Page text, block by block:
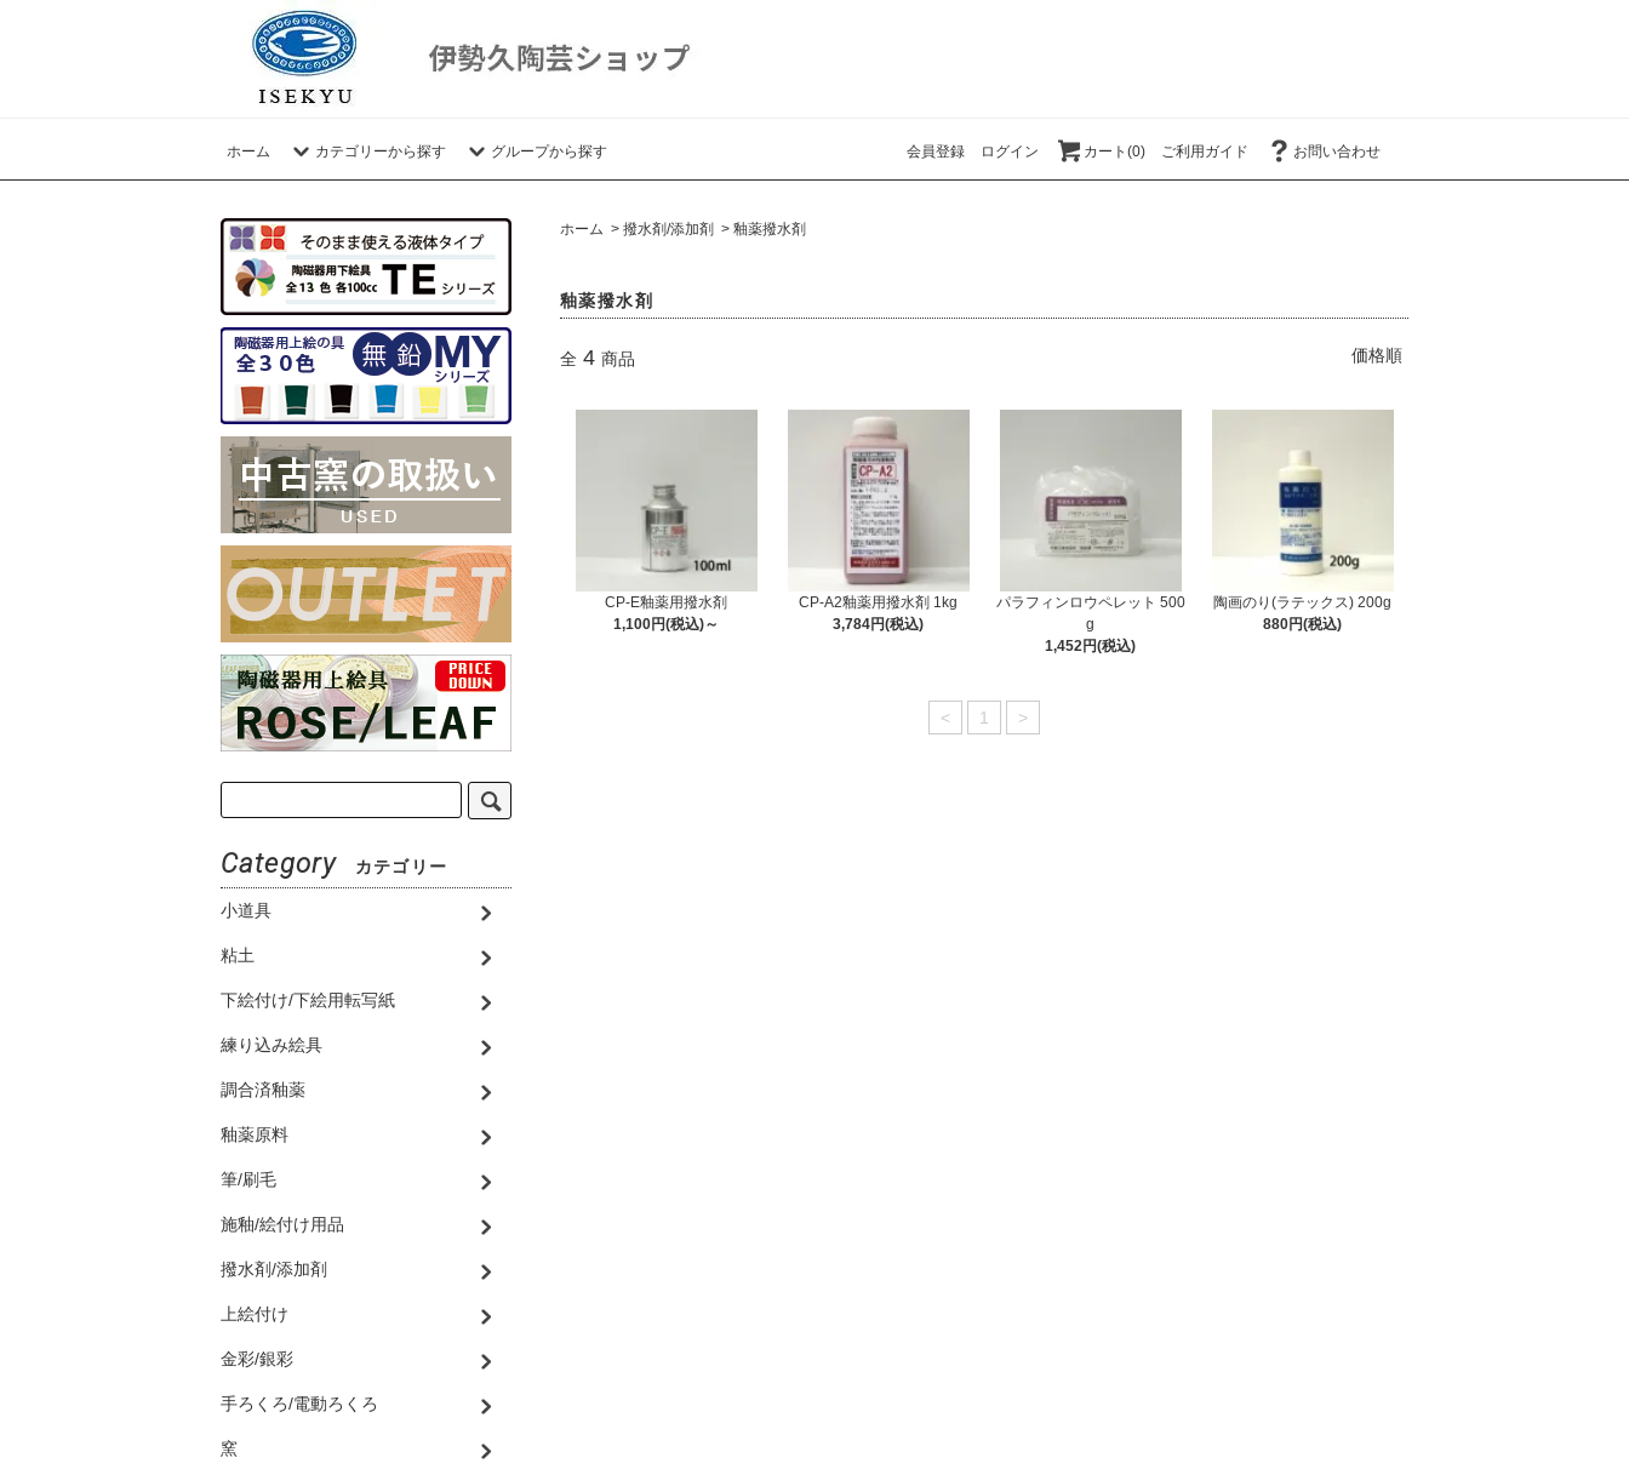
ホーム カテゴリーから探す グループから探す 会員登録 ログイン カート(0) ご利用ガイド お問い合わせ
ホーム > 撥水剤/添加剤 > 釉薬撥水剤
釉薬撥水剤
全 4 商品 価格順
CP-E釉薬用撥水剤
1,100円(税込)～
CP-A2釉薬用撥水剤 1kg
3,784円(税込)
パラフィンロウペレット 500
g
1,452円(税込)
陶画のり(ラテックス) 200g
880円(税込)
< 1 >
Category カテゴリー
小道具
粘土
下絵付け/下絵用転写紙
練り込み絵具
調合済釉薬
釉薬原料
筆/刷毛
施釉/絵付け用品
撥水剤/添加剤
上絵付け
金彩/銀彩
手ろくろ/電動ろくろ
窯